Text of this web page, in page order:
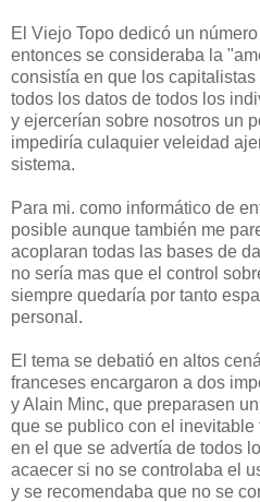
El Viejo Topo dedicó un
entonces se consideraba la
consistía en que los
todos los datos de todos los
y ejercerían sobre nosotros un
impediría culaquier veleidad
sistema.
Para mi. como informático de
posible aunque también me
acoplaran todas las bases de
no sería mas que el control
siempre quedaría por tanto
personal.
El tema se debatió en altos
franceses encargaron a dos
y Alain Minc, que preparasen
que se publico con el inevitable
en el que se advertía de todos
acaecer si no se controlaba el
y se recomendaba que no se